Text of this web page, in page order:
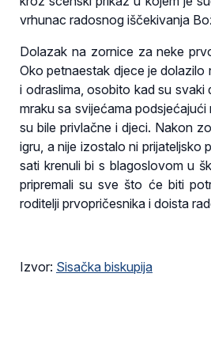
vrhunac radosnog iščekivanja
Dolazak na zornice za neke
Oko petnaestak djece je
i odraslima, osobito kad su
mraku sa svijećama
su bile privlačne i djeci. Nakon
igru, a nije izostalo ni prijateljsko
sati krenuli bi s blagoslovom u
pripremali su sve što će biti
roditelji prvopričesnika i doista
Izvor: Sisačka biskupija